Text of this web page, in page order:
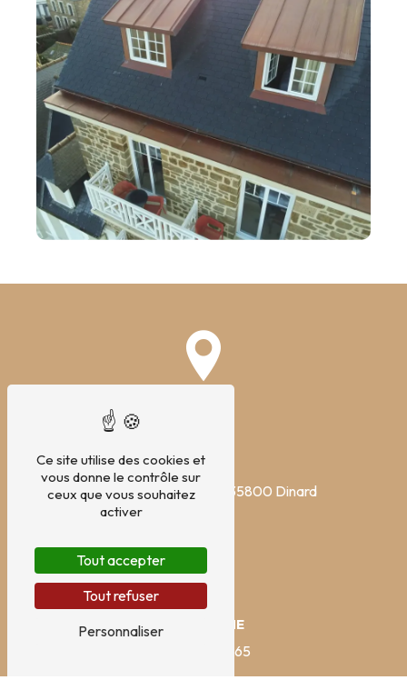
ADRESSE
Rue Claude Rousseau 35800 Dinard
TÉLÉPHONE
02 99 88 57 65
Ce site utilise des cookies et
vous donne le contrôle sur
ceux que vous souhaitez
activer
Tout accepter
Tout refuser
Personnaliser